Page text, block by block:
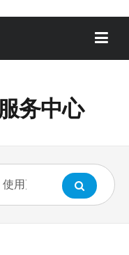
务中心